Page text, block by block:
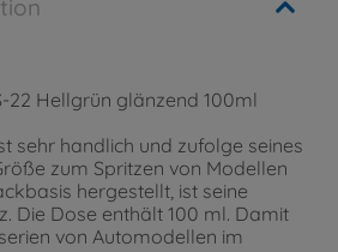
22 Hellgrün glänzend 100ml
sehr handlich und zufolge seines
zum Spritzen von Modellen
hergestellt, ist seine
Die Dose enthält 100 ml. Damit
von Automodellen im